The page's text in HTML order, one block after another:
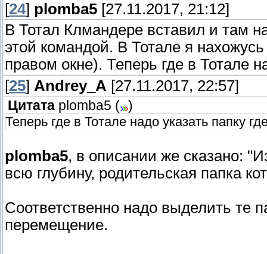
[24] plomba5 [27.11.2017, 21:12]
В Тотал Клмандере вставил и там
этой командой. В Тотале я
правом окне). Теперь где в Тотале
[25] Andrey_A [27.11.2017, 22:57]
Цитата plomba5 (
)
Теперь где в Тотале надо указать папку
plomba5, в описании же сказано:
всю глубину, родительская папка
Соответственно надо выделить те
перемещение.